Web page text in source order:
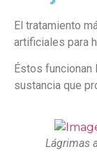
El tratamiento
artificiales para
Éstos
sustancia que
Lágrimas